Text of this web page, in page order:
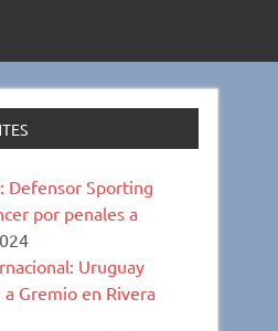
Defensor Sporting
por penales a
Uruguay
Gremio en Rivera